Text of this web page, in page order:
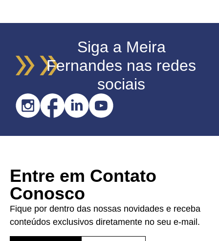
Siga a Meira
Fernandes nas redes
sociais
Entre em Contato
Conosco
Fique por dentro das nossas novidades e receba
conteúdos exclusivos diretamente no seu e-mail.